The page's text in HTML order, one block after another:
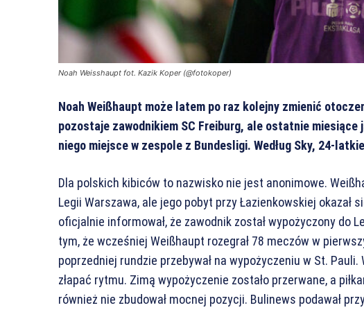
Noah Weisshaupt fot. Kazik Koper (@fotokoper)
Noah Weißhaupt może latem po raz kolejny zmienić
pozostaje zawodnikiem SC Freiburg, ale ostatnie miesiące
niego miejsce w zespole z Bundesligi. Według Sky, 24-
Dla polskich kibiców to nazwisko nie jest anonimowe.
Legii Warszawa, ale jego pobyt przy Łazienkowskiej okazał
oficjalnie informował, że zawodnik został wypożyczony do
tym, że wcześniej Weißhaupt rozegrał 78 meczów w
poprzedniej rundzie przebywał na wypożyczeniu w St. Pauli.
złapać rytmu. Zimą wypożyczenie zostało przerwane, a
również nie zbudował mocnej pozycji. Bulinews podawał